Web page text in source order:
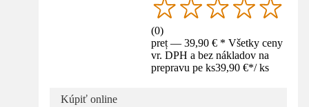
(0)
preț — 39,90 € * Všetky ceny
vr. DPH a bez nákladov na
prepravu pe ks39,90 €*/ ks
Kúpiť online